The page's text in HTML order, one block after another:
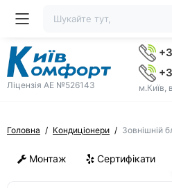
Ліцензія AE №526143 м.Київ,
Головна Кондиціонери Зовнішній
Монтаж Сертифікати